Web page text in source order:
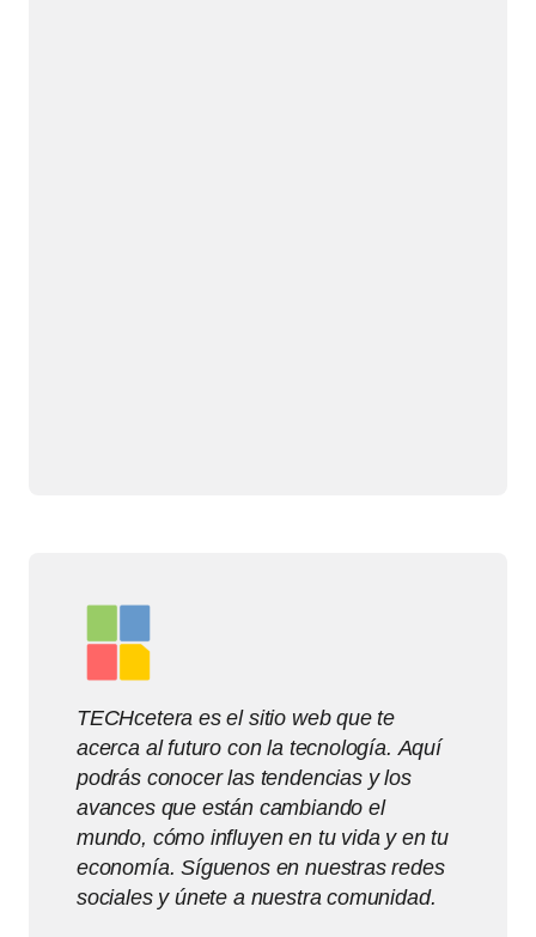
TECHcetera es el sitio web que te
acerca al futuro con la tecnología. Aquí
podrás conocer las tendencias y los
avances que están cambiando el
mundo, cómo influyen en tu vida y en tu
economía. Síguenos en nuestras redes
sociales y únete a nuestra comunidad.